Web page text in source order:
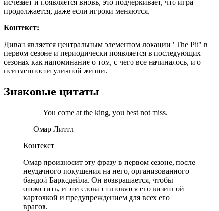
исчезает и появляется вновь, это подчеркивает, что игра
продолжается, даже если игроки меняются.
Контекст:
Диван является центральным элементом локации "The Pit" в
первом сезоне и периодически появляется в последующих
сезонах как напоминание о том, с чего все начиналось, и о
неизменности уличной жизни.
Знаковые цитаты
You come at the king, you best not miss.
— Омар Литтл
Контекст
Омар произносит эту фразу в первом сезоне, после
неудачного покушения на него, организованного
бандой Барксдейла. Он возвращается, чтобы
отомстить, и эти слова становятся его визитной
карточкой и предупреждением для всех его
врагов.